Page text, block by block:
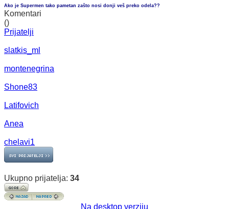
Ako je Supermen tako pametan zašto nosi donji veš preko odela??
Komentari
()
Prijatelji
slatkis_ml
montenegrina
Shone83
Latifovich
Anea
chelavi1
Ukupno prijatelja: 34
Na desktop verziju